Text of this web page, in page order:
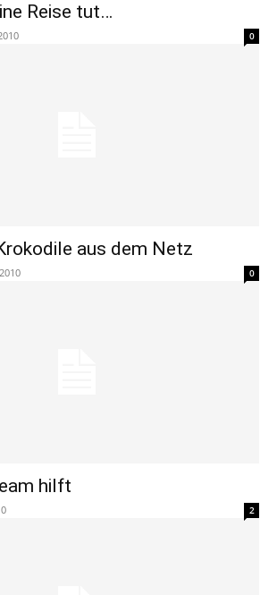
Reise tut…
0
aus dem Netz
0
hilft
2